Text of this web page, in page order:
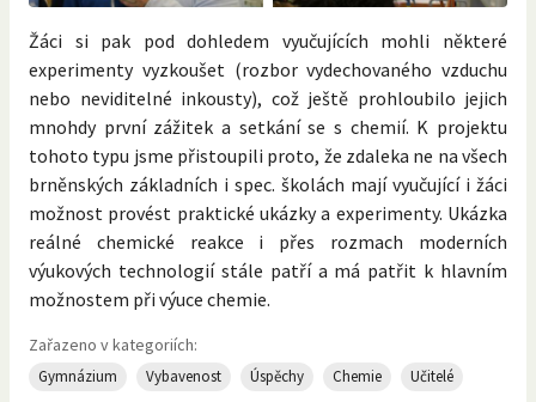
Žáci si pak pod dohledem vyučujících mohli některé
experimenty vyzkoušet (rozbor vydechovaného vzduchu
nebo neviditelné inkousty), což ještě prohloubilo jejich
mnohdy první zážitek a setkání se s chemií. K projektu
tohoto typu jsme přistoupili proto, že zdaleka ne na všech
brněnských základních i spec. školách mají vyučující i žáci
možnost provést praktické ukázky a experimenty. Ukázka
reálné chemické reakce i přes rozmach moderních
výukových technologií stále patří a má patřit k hlavním
možnostem při výuce chemie.
Zařazeno v kategoriích:
Gymnázium Vybavenost Úspěchy Chemie Učitelé